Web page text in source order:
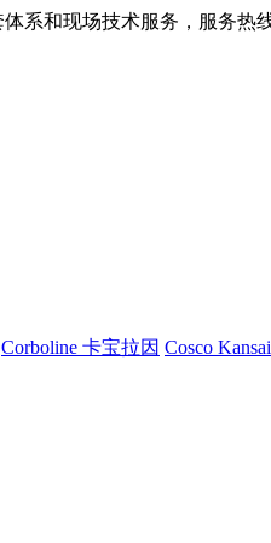
系和现场技术服务，服务热线
Corboline 卡宝拉因 Cosco